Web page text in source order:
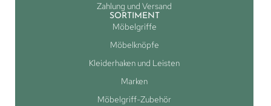
Zahlung und Versand
SORTIMENT
Möbelgriffe
Möbelknöpfe
Kleiderhaken und Leisten
Marken
Möbelgriff-Zubehör